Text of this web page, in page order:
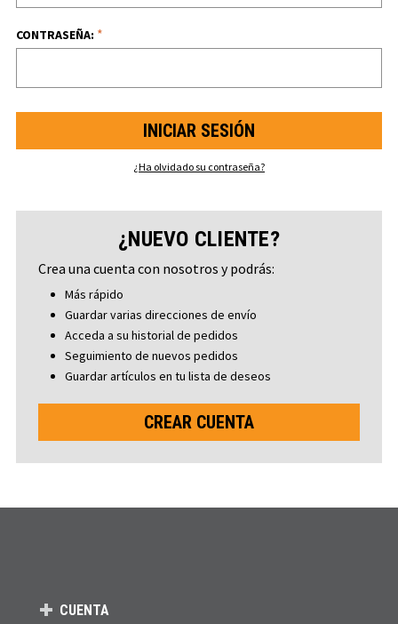
CONTRASEÑA: *
¿Ha olvidado su contraseña?
¿NUEVO CLIENTE?
Crea una cuenta con nosotros y podrás:
Más rápido
Guardar varias direcciones de envío
Acceda a su historial de pedidos
Seguimiento de nuevos pedidos
Guardar artículos en tu lista de deseos
CREAR CUENTA
CUENTA